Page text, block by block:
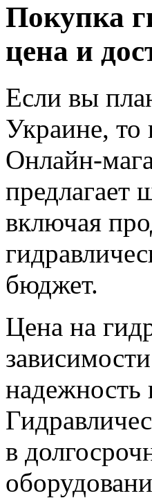
Покупка
цена и
Если вы
Украине, то
Онлайн-
предлагает
включая
бюджет.
Цена на
надежность
в